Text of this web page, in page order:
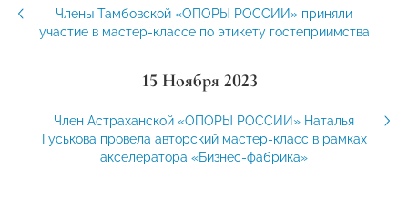
Члены Тамбовской «ОПОРЫ РОССИИ» приняли
участие в мастер-классе по этикету гостеприимства
15 Ноября 2023
Член Астраханской «ОПОРЫ РОССИИ» Наталья
Гуськова провела авторский мастер-класс в рамках
акселератора «Бизнес-фабрика»